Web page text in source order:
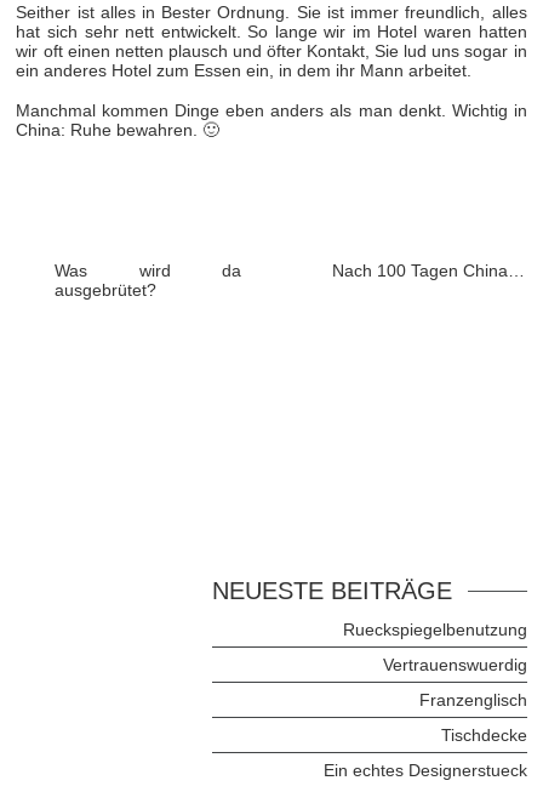
Seither ist alles in Bester Ordnung. Sie ist immer freundlich, alles
hat sich sehr nett entwickelt. So lange wir im Hotel waren hatten
wir oft einen netten plausch und öfter Kontakt, Sie lud uns sogar in
ein anderes Hotel zum Essen ein, in dem ihr Mann arbeitet.
Manchmal kommen Dinge eben anders als man denkt. Wichtig in
China: Ruhe bewahren. 🙂
Was wird da
ausgebrütet?
Nach 100 Tagen China…
NEUESTE BEITRÄGE
Rueckspiegelbenutzung
Vertrauenswuerdig
Franzenglisch
Tischdecke
Ein echtes Designerstueck